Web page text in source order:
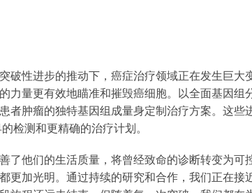
破性进步的推动下，癌症治疗领域正在发生巨大
力量更有效地瞄准和摧毁癌细胞。以全面基因组
者肿瘤的独特基因组成量身定制治疗方案。这些
检测和更精确的治疗计划。
了他们的生活质量，将曾经致命的诊断转变为可
更加光明。通过持续的研究和合作，我们正在接